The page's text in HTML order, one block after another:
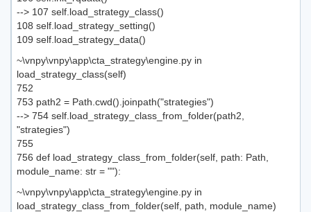
--> 107 self.load_strategy_class()
108 self.load_strategy_setting()
109 self.load_strategy_data()
~\vnpy\vnpy\app\cta_strategy\engine.py in
load_strategy_class(self)
752
753 path2 = Path.cwd().joinpath("strategies")
--> 754 self.load_strategy_class_from_folder(path2,
"strategies")
755
756 def load_strategy_class_from_folder(self, path: Path,
module_name: str = ""):
~\vnpy\vnpy\app\cta_strategy\engine.py in
load_strategy_class_from_folder(self, path, module_name)